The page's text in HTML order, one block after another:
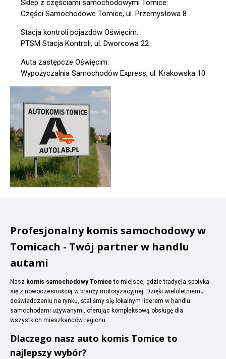
Sklep z częściami samochodowymi Tomice:
Części Samochodowe Tomice, ul. Przemysłowa 8
Stacja kontroli pojazdów Oświęcim:
PTSM Stacja Kontroli, ul. Dworcowa 22
Auta zastępcze Oświęcim:
Wypożyczalnia Samochodów Express, ul. Krakowska 10
Profesjonalny komis samochodowy w
Tomicach - Twój partner w handlu
autami
Nasz komis samochodowy Tomice to miejsce, gdzie tradycja spotyka
się z nowoczesnością w branży motoryzacyjnej. Dzięki wieloletniemu
doświadczeniu na rynku, staliśmy się lokalnym liderem w handlu
samochodami używanymi, oferując kompleksową obsługę dla
wszystkich mieszkańców regionu.
Dlaczego nasz auto komis Tomice to
najlepszy wybór?